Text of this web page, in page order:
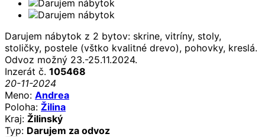
Darujem nábytok z 2 bytov: skrine, vitríny, stoly,
stoličky, postele (vštko kvalitné drevo), pohovky, kreslá.
Odvoz možný 23.-25.11.2024.
Inzerát č. 105468
20-11-2024
Meno: Andrea
Poloha: Žilina
Kraj: Žilinský
Typ: Darujem za odvoz